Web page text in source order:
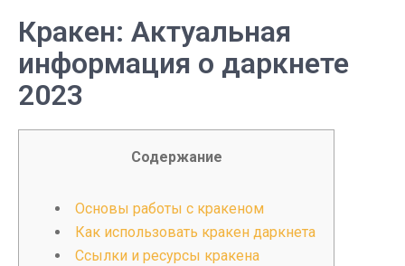
Кракен: Актуальная
информация о даркнете
2023
Содержание
Основы работы с кракеном
Как использовать кракен даркнета
Ссылки и ресурсы кракена